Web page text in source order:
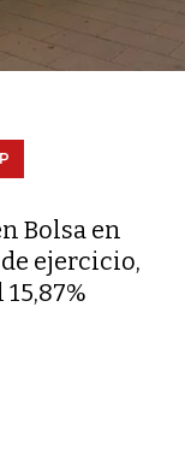
Bolsa en
ejercicio,